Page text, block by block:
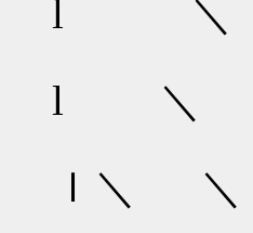
l
l
ｌ＼